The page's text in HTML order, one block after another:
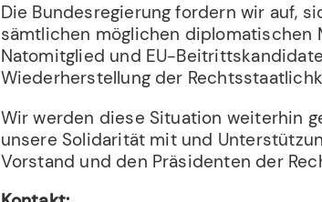
Die Bundesregierung fordern wir auf,
sämtlichen möglichen diplomatischen
Natomitglied und EU-
Wiederherstellung der
Wir werden diese Situation weiterhin
unsere Solidarität mit und
Vorstand und den Präsidenten der